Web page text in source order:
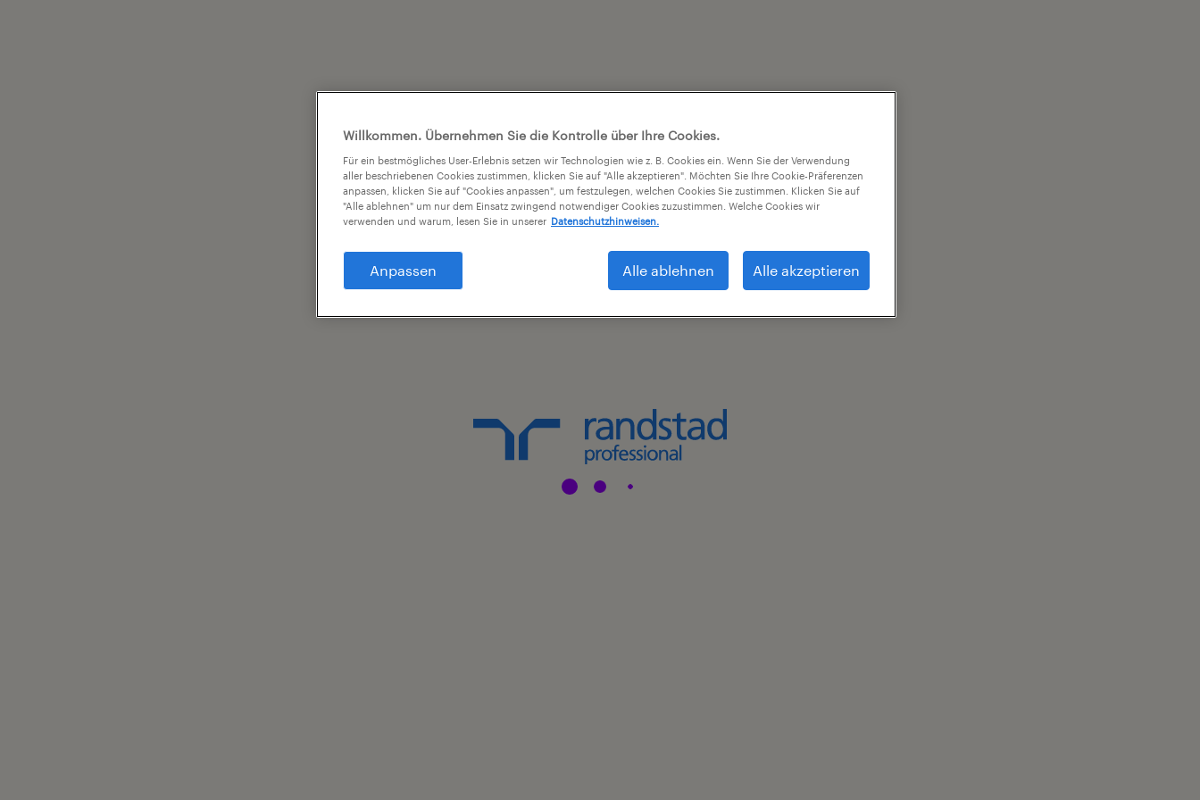
Willkommen. Übernehmen Sie die Kontrolle über Ihre Cookies.
Für ein bestmögliches User-Erlebnis setzen wir Technologien wie z. B. Cookies ein. Wenn Sie der Verwendung
aller beschriebenen Cookies zustimmen, klicken Sie auf "Alle akzeptieren". Möchten Sie Ihre Cookie-Präferenzen
anpassen, klicken Sie auf "Cookies anpassen", um festzulegen, welchen Cookies Sie zustimmen. Klicken Sie auf
"Alle ablehnen" um nur dem Einsatz zwingend notwendiger Cookies zuzustimmen. Welche Cookies wir
verwenden und warum, lesen Sie in unserer Datenschutzhinweisen.
Anpassen Alle ablehnen Alle akzeptieren